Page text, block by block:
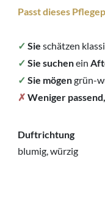
Passt dieses
✓ Sie schätzen
✓ Sie suchenein
✓ Sie mögengrün-
✗ Weniger passend,
Duftrichtung
blumig, würzig